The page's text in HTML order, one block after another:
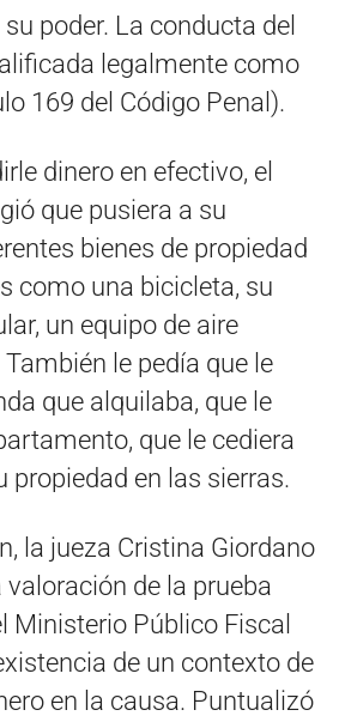
poder. La conducta del
legalmente como
169 del Código Penal).
dinero en efectivo, el
que pusiera a su
bienes de propiedad
como una bicicleta, su
un equipo de aire
le pedía que le
que alquilaba, que le
que le cediera
propiedad en las sierras.
la jueza Cristina Giordano
de la prueba
Ministerio Público Fiscal
de un contexto de
en la causa. Puntualizó